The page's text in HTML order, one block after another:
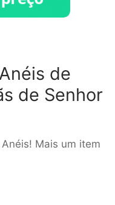
de
de Senhor
Mais um item